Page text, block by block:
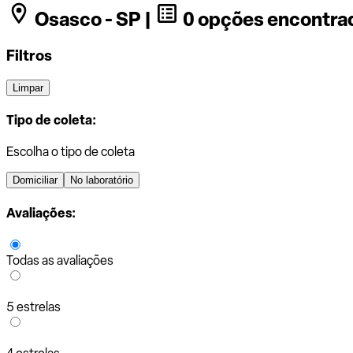
Osasco - SP | 0 opções
Filtros
Limpar
Tipo de coleta:
Escolha o tipo de coleta
Domiciliar No laboratório
Avaliações:
Todas as avaliações
5 estrelas